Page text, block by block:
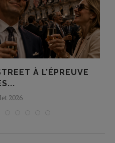
À L’ÉPREUVE
2026